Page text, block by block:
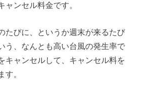
ャンセル料金です。
たびに、というか週末が来るたび
う、なんとも高い台風の発生率で
キャンセルして、キャンセル料を
す。